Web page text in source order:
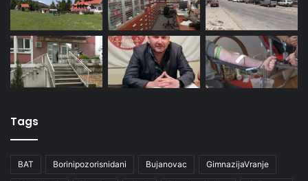
Tags
BAT Borinipozorisnidani Bujanovac GimnazijaVranje